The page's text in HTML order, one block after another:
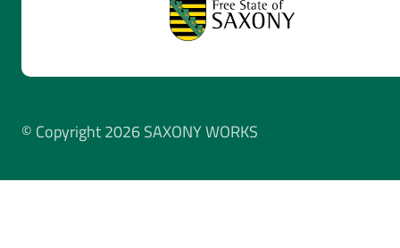
© Copyright 2026 SAXONY WORKS